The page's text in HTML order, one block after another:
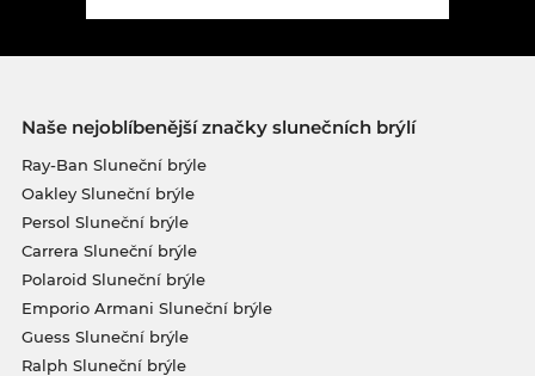
Naše nejoblíbenější značky slunečních brýlí
Ray-Ban Sluneční brýle
Oakley Sluneční brýle
Persol Sluneční brýle
Carrera Sluneční brýle
Polaroid Sluneční brýle
Emporio Armani Sluneční brýle
Guess Sluneční brýle
Ralph Sluneční brýle